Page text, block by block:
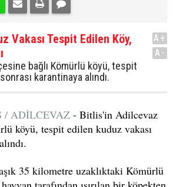
Vakası Tespit Edilen Köy,
bağlı Kömürlü köyü, tespit
karantinaya alındı.
A+
A-
/ ADİLCEVAZ - Bitlis'in Adilcevaz
köyü, tespit edilen kuduz vakası
35 kilometre uzaklıktaki Kömürlü